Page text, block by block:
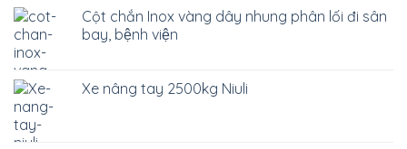
Cột chắn Inox vàng dây nhung phân lối đi sân
bay, bệnh viện
Xe nâng tay 2500kg Niuli